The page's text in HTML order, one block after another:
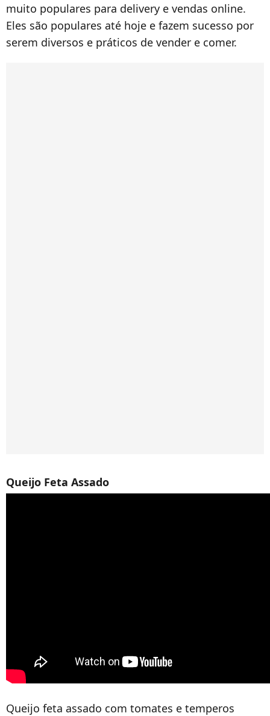
muito populares para delivery e vendas online.
Eles são populares até hoje e fazem sucesso por
serem diversos e práticos de vender e comer.
Queijo Feta Assado
Queijo feta assado com tomates e temperos